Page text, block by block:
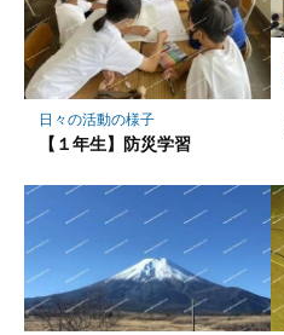
に
保
存
日々の活動の様子
【１年生】防災学習